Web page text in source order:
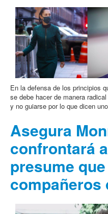
En la defensa de los principios
se debe hacer de manera
y no guiarse por lo que dicen
Asegura
confrontará
presume
compañeros